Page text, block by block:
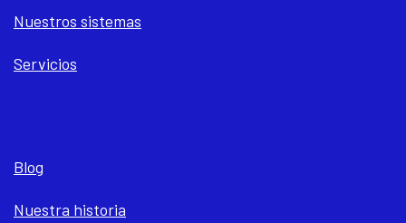
Nuestros sistemas
Servicios
Blog
Nuestra historia